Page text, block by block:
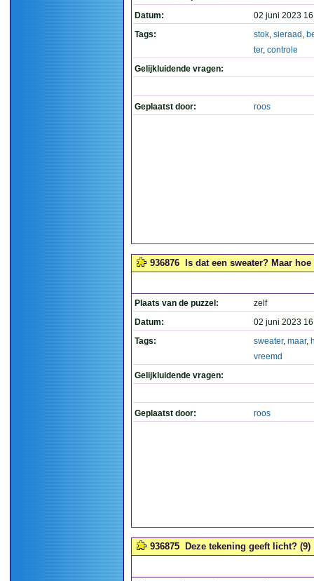
Datum:
02 juni 2023
Tags:
stok, sieraad ,
ter, controle
Gelijkluidende vragen:
Geplaatst door: roos
936876 Is dat een sweater? Maar
Plaats van de puzzel:
zelf
Datum:
02 juni 2023
Tags:
sweater, maar,
vreemd
Gelijkluidende vragen:
Geplaatst door: roos
936875 Deze tekening geeft licht? (9)